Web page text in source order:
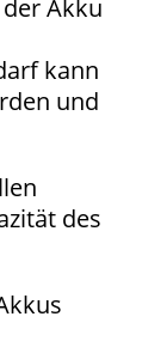
der Akku
kann
und
des